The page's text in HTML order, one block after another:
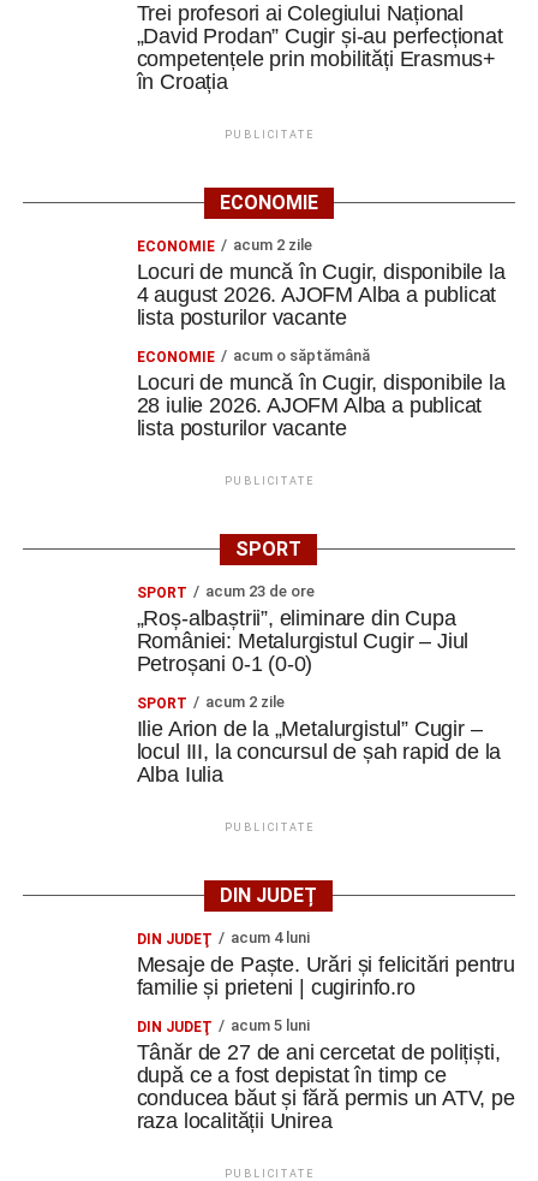
Trei profesori ai Colegiului Național
„David Prodan” Cugir și-au perfecționat
competențele prin mobilități Erasmus+
în Croația
PUBLICITATE
ECONOMIE
ECONOMIE acum 2 zile
Locuri de muncă în Cugir, disponibile la
4 august 2026. AJOFM Alba a publicat
lista posturilor vacante
ECONOMIE acum o săptămână
Locuri de muncă în Cugir, disponibile la
28 iulie 2026. AJOFM Alba a publicat
lista posturilor vacante
PUBLICITATE
SPORT
SPORT acum 23 de ore
„Roș-albaștrii”, eliminare din Cupa
României: Metalurgistul Cugir – Jiul
Petroșani 0-1 (0-0)
SPORT acum 2 zile
Ilie Arion de la „Metalurgistul” Cugir –
locul III, la concursul de șah rapid de la
Alba Iulia
PUBLICITATE
DIN JUDEȚ
DIN JUDEŢ acum 4 luni
Mesaje de Paște. Urări și felicitări pentru
familie și prieteni | cugirinfo.ro
DIN JUDEŢ acum 5 luni
Tânăr de 27 de ani cercetat de polițiști,
după ce a fost depistat în timp ce
conducea băut și fără permis un ATV, pe
raza localității Unirea
PUBLICITATE